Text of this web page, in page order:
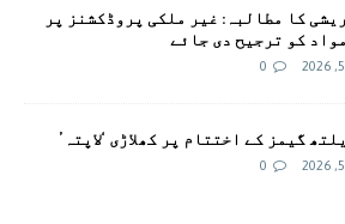
کا مطالبہ: غیر ملکی پروڈکشنز پر
کو ترجیح دی جائے
0
گیمز کے اختتام پر کھلاڑی ‘لاپتہ’
0